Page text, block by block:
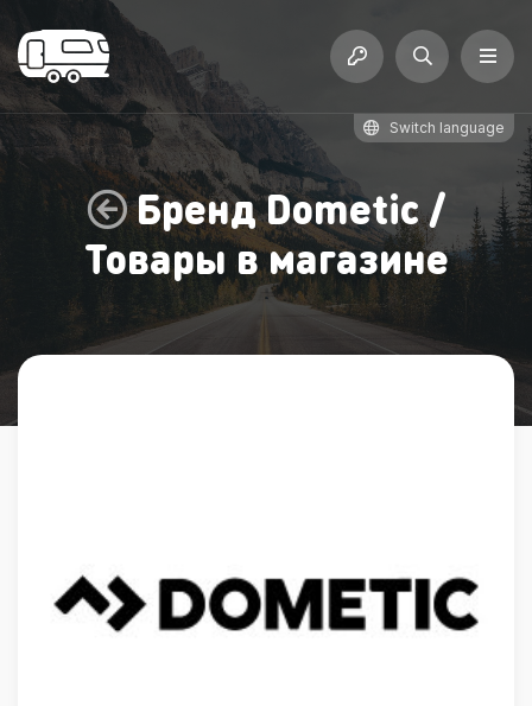
Switch language
БрендDometic/
Товары в магазине